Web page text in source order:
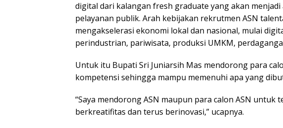
digital dari kalangan fresh graduate yang akan
pelayanan publik. Arah kebijakan rekrutmen ASN
mengakselerasi ekonomi lokal dan nasional, mulai
perindustrian, pariwisata, produksi UMKM,
Untuk itu Bupati Sri Juniarsih Mas mendorong para
kompetensi sehingga mampu memenuhi apa yang
“Saya mendorong ASN maupun para calon ASN
berkreatifitas dan terus berinovasi,” ucapnya.